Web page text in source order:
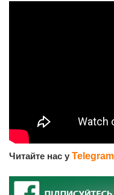
Читайте нас у